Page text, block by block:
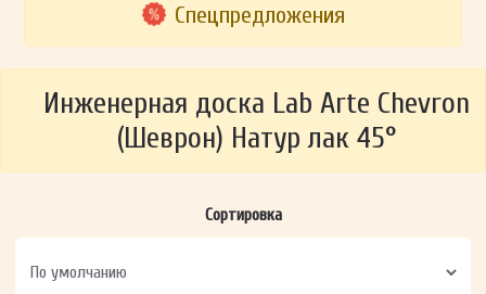
Спецпредложения
Инженерная доска Lab Arte Chevron
(Шеврон) Натур лак 45°
Сортировка